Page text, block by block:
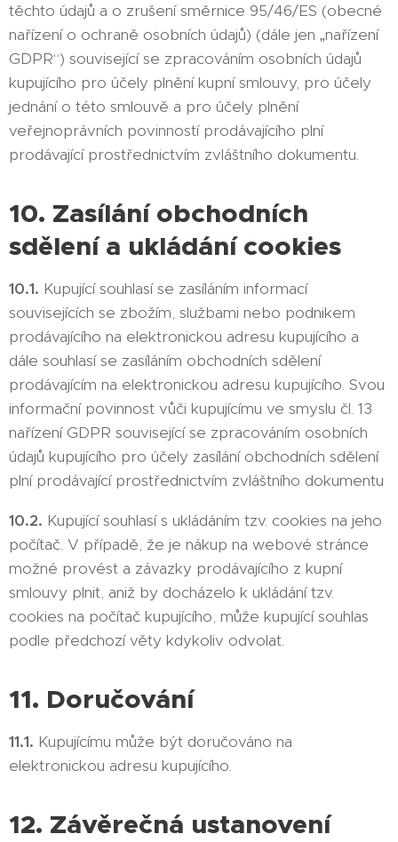
těchto údajů a o zrušení směrnice 95/46/ES (obecné
nařízení o ochraně osobních údajů) (dále jen „nařízení
GDPR“) související se zpracováním osobních údajů
kupujícího pro účely plnění kupní smlouvy, pro účely
jednání o této smlouvě a pro účely plnění
veřejnoprávních povinností prodávajícího plní
prodávající prostřednictvím zvláštního dokumentu.
10. Zasílání obchodních
sdělení a ukládání cookies
10.1. Kupující souhlasí se zasíláním informací
souvisejících se zbožím, službami nebo podnikem
prodávajícího na elektronickou adresu kupujícího a
dále souhlasí se zasíláním obchodních sdělení
prodávajícím na elektronickou adresu kupujícího. Svou
informační povinnost vůči kupujícímu ve smyslu čl. 13
nařízení GDPR související se zpracováním osobních
údajů kupujícího pro účely zasílání obchodních sdělení
plní prodávající prostřednictvím zvláštního dokumentu
10.2. Kupující souhlasí s ukládáním tzv. cookies na jeho
počítač. V případě, že je nákup na webové stránce
možné provést a závazky prodávajícího z kupní
smlouvy plnit, aniž by docházelo k ukládání tzv.
cookies na počítač kupujícího, může kupující souhlas
podle předchozí věty kdykoliv odvolat.
11. Doručování
11.1. Kupujícímu může být doručováno na
elektronickou adresu kupujícího.
12. Závěrečná ustanovení